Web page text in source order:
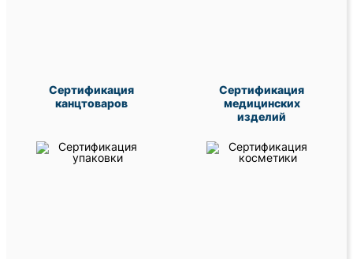
Сертификация
канцтоваров
Сертификация
медицинских
изделий